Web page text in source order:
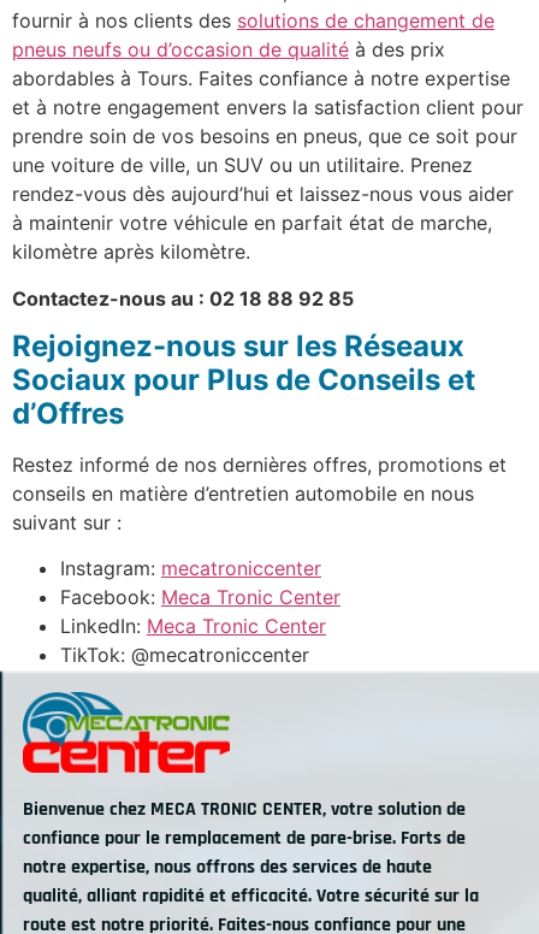
fournir à nos clients des solutions de changement de
pneus neufs ou d’occasion de qualité à des prix
abordables à Tours. Faites confiance à notre expertise
et à notre engagement envers la satisfaction client pour
prendre soin de vos besoins en pneus, que ce soit pour
une voiture de ville, un SUV ou un utilitaire. Prenez
rendez-vous dès aujourd’hui et laissez-nous vous aider
à maintenir votre véhicule en parfait état de marche,
kilomètre après kilomètre.
Contactez-nous au : 02 18 88 92 85
Rejoignez-nous sur les Réseaux
Sociaux pour Plus de Conseils et
d’Offres
Restez informé de nos dernières offres, promotions et
conseils en matière d’entretien automobile en nous
suivant sur :
Instagram: mecatroniccenter
Facebook: Meca Tronic Center
LinkedIn: Meca Tronic Center
TikTok: @mecatroniccenter
Bienvenue chez MECA TRONIC CENTER, votre solution de
confiance pour le remplacement de pare-brise. Forts de
notre expertise, nous offrons des services de haute
qualité, alliant rapidité et efficacité. Votre sécurité sur la
route est notre priorité. Faites-nous confiance pour une